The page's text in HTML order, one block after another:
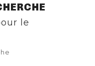
le